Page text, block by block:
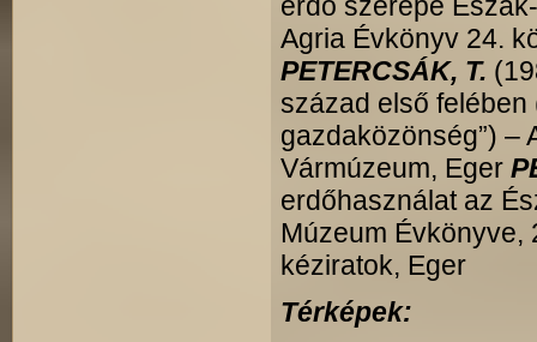
Agria Évkönyv 24.
PETERCSÁK, T.
század első felében
gazdaközönség”) –
Vármúzeum, Eger
erdőhasználat az
Múzeum
kéziratok, Eger
Térképek: